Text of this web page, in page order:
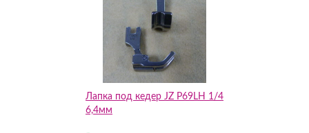
Лапка под кедер JZ P69LH 1/4
6,4мм